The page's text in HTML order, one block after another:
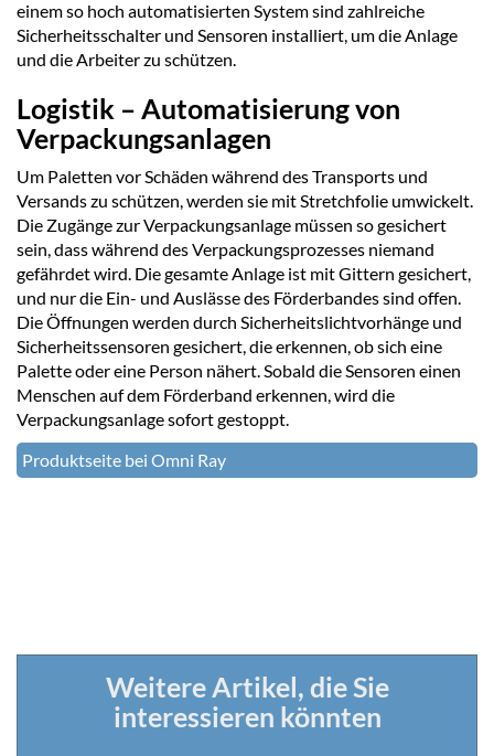
einem so hoch automatisierten System sind zahlreiche
Sicherheitsschalter und Sensoren installiert, um die Anlage
und die Arbeiter zu schützen.
Logistik – Automatisierung von
Verpackungsanlagen
Um Paletten vor Schäden während des Transports und
Versands zu schützen, werden sie mit Stretchfolie umwickelt.
Die Zugänge zur Verpackungsanlage müssen so gesichert
sein, dass während des Verpackungsprozesses niemand
gefährdet wird. Die gesamte Anlage ist mit Gittern gesichert,
und nur die Ein- und Auslässe des Förderbandes sind offen.
Die Öffnungen werden durch Sicherheitslichtvorhänge und
Sicherheitssensoren gesichert, die erkennen, ob sich eine
Palette oder eine Person nähert. Sobald die Sensoren einen
Menschen auf dem Förderband erkennen, wird die
Verpackungsanlage sofort gestoppt.
Produktseite bei Omni Ray
Weitere Artikel, die Sie
interessieren könnten